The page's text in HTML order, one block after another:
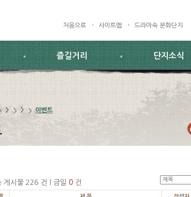
처음으로 사이트맵 드라마속 문화단지
즐길거리 단지소식
> > 이벤트
게시물 226 건 l 금일 0 건